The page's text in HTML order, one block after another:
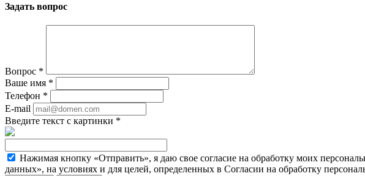
Задать вопрос
Вопрос *
Ваше имя *
Телефон *
E-mail
Введите текст с картинки *
Нажимая кнопку «Отправить», я даю свое согласие на обработку моих
данных», на условиях и для целей, определенных в Согласии на обработку